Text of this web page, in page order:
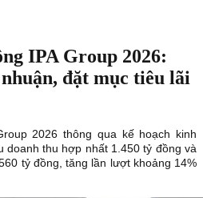
IPA Group 2026:
đặt mục tiêu lãi
2026 thông qua kế hoạch kinh
doanh thu hợp nhất 1.450 tỷ đồng và
tỷ đồng, tăng lần lượt khoảng 14%